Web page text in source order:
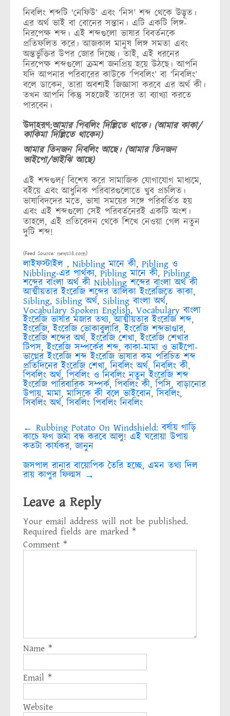
নিবলিং শব্দটি ‘নেফিউ’ এবং ‘নিস’ শব্দ থেকে উদ্ভূত।
এর অর্থ ভাই বা বোনের সন্তান। এটি একটি লিঙ্গ-
নিরপেক্ষ শব্দ। এই শব্দগুলো ভাষার বিবর্তনকে
প্রতিফলিত করে। আজকাল মানুষ লিঙ্গ সমতা এবং
অন্তর্ভুক্তির উপর জোর দিচ্ছে। তাই, এই ধরনের
নিরপেক্ষ শব্দগুলো ক্রমশ জনপ্রিয় হয়ে উঠছে। আপনি
যদি আপনার পরিবারের কাউকে ‘পিবলিং’ বা ‘নিবলিং’
বলে ডাকেন, তারা অবশ্যই জিজ্ঞাসা করবে এর অর্থ কী।
তখন আপনি কিন্তু সহজেই তাদের তা ব্যাখ্যা করতে
পারবেন।
উদাহরণ:আমার পিবলিং দিল্লিতে থাকে। (আমার কাকা/
কাকিমা দিল্লিতে থাকেন)
আমার তিনজন নিবলিং আছে। (আমার তিনজন
ভাইপো/ভাইঝি আছে)
এই শব্দগুলf বিশেষ করে সামাজিক যোগাযোগ মাধ্যমে,
বইয়ে এবং আধুনিক পরিবারগুলোতে খুব প্রচলিত।
ভাষাবিদদের মতে, ভাষা সময়ের সঙ্গে পরিবর্তিত হয়
এবং এই শব্দগুলো সেই পরিবর্তনেরই একটি অংশ।
তাহলে, এই প্রতিবেদন থেকে শিখে নেওয়া গেল নতুন
দুটি শব্দ!
(Feed Source: news18.com)
লাইফস্টাইল , Nibbling মানে কী, Pibling ও
Nibbling-এর পার্থক্য, Pibling মানে কী, Pibling
শব্দের বাংলা অর্থ কী Nibbling শব্দের বাংলা অর্থ কী
আত্মীয়তার ইংরেজি শব্দের তালিকা ইংরেজিতে কাকা,
Sibling, Sibling অর্থ, Sibling বাংলা অর্থ,
Vocabulary Spoken English, Vocabulary বাংলা
ইংরেজি ভাষার মজার তথ্য,আত্মীয়তার ইংরেজি শব্দ,
ইংরেজি,ইংরেজি ভোকাবুলারি,ইংরেজি শব্দভাণ্ডার,
ইংরেজি শব্দের অর্থ,ইংরেজি শেখা,ইংরেজি শেখার
টিপস,ইংরেজি সম্পর্কের শব্দ,কাকা-মামা ও ভাইপো-
ভাগ্নের ইংরেজি শব্দ ইংরেজি ভাষার কম পরিচিত শব্দ
প্রতিদিনের ইংরেজি শেখা,নিবলিং অর্থ,নিবলিং কী,
পিবলিং অর্থ,পিবলিং ও নিবলিং নতুন ইংরেজি শব্দ
ইংরেজি পারিবারিক সম্পর্ক,পিবলিং কী,পিসি,বাড়ানোর
উপায়,মামা,মাসিকে কী বলে ভাইবোন,সিবলিং,
সিবলিং অর্থ,সিবলিং পিবলিং নিবলিং
Post
navigation
← Rubbing Potato On Windshield: বর্ষায় গাড়ি
কাচে ফগ জমা বন্ধ করবে আলু! এই ঘরোয়া উপায়
কতটা কার্যকর, জানুন
জসপাল রানার বায়োপিক তৈরি হচ্ছে, এমন তথ্য দিল
রায় কাপুর ফিল্মস →
Leave a Reply
Your email address will not be published.
Required fields are marked *
Comment *
Name *
Email *
Website